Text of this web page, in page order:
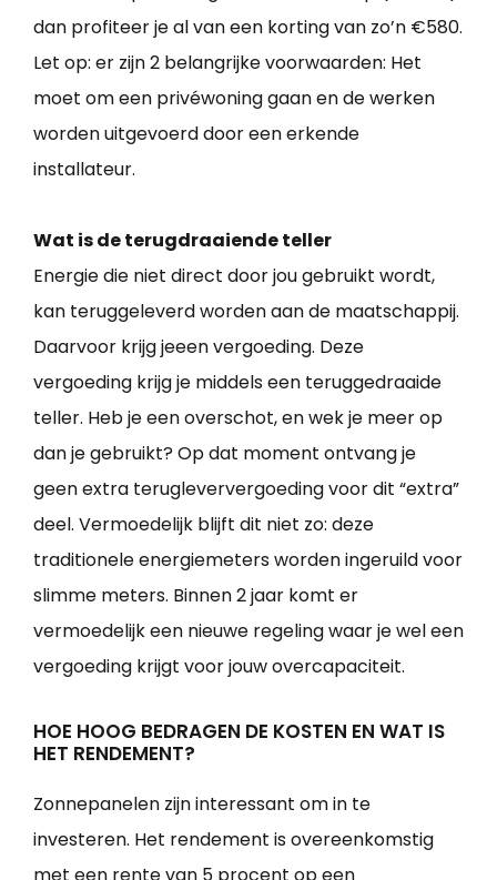
dan profiteer je al van een korting van zo’n €580.
Let op: er zijn 2 belangrijke voorwaarden: Het
moet om een privéwoning gaan en de werken
worden uitgevoerd door een erkende
installateur.
Wat is de terugdraaiende teller
Energie die niet direct door jou gebruikt wordt,
kan teruggeleverd worden aan de maatschappij.
Daarvoor krijg jeeen vergoeding. Deze
vergoeding krijg je middels een teruggedraaide
teller. Heb je een overschot, en wek je meer op
dan je gebruikt? Op dat moment ontvang je
geen extra terugleververgoeding voor dit “extra”
deel. Vermoedelijk blijft dit niet zo: deze
traditionele energiemeters worden ingeruild voor
slimme meters. Binnen 2 jaar komt er
vermoedelijk een nieuwe regeling waar je wel een
vergoeding krijgt voor jouw overcapaciteit.
HOE HOOG BEDRAGEN DE KOSTEN EN WAT IS
HET RENDEMENT?
Zonnepanelen zijn interessant om in te
investeren. Het rendement is overeenkomstig
met een rente van 5 procent op een